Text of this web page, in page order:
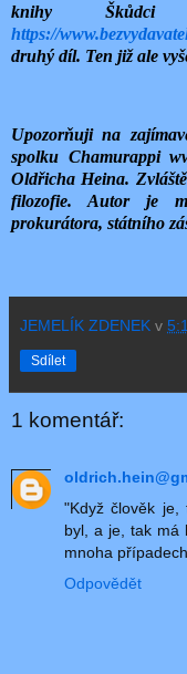
knihy
https://
druhý díl. Ten již ale
Upozorňuji na
spolku Chamurappi
Oldřicha Heina.
filozofie. Autor je
prokurátora, státního
JEMELÍK ZDENEK v
Sdílet
1 komentář:
"Když člověk
byl, a je, tak má
mnoha
Odpovědět